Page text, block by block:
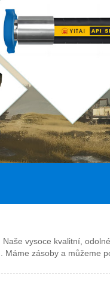
vysoce kvalitní,
zásoby a můžeme